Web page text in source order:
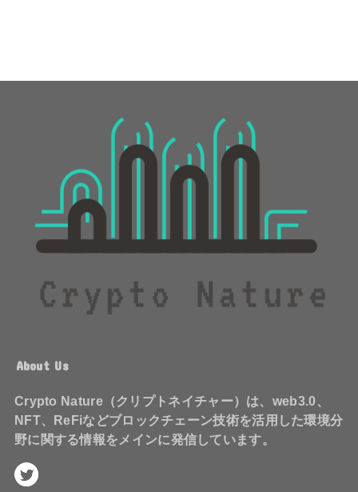
About Us
Crypto Nature（クリプトネイチャー）は、web3.0、
NFT、ReFiなどブロックチェーン技術を活用した環境分
野に関する情報をメインに発信しています。